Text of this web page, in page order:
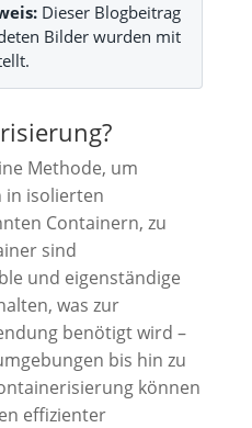
Dieser Blogbeitrag
Bilder wurden mit
Methode, um
in isolierten
Containern, zu
sind
und eigenständige
was zur
benötigt wird –
bis hin zu
können
effizienter